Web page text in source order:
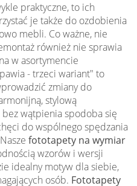
praktyczne, to ich
je także do ozdobienia
mebli. Co ważne, nie
również nie sprawia
w asortymencie
- trzeci wariant" to
zmiany do
stylową
wątpienia spodoba się
do wspólnego spędzania
fototapety na wymiar
wzorów i wersji
idealny motyw dla siebie,
osób. Fototapety